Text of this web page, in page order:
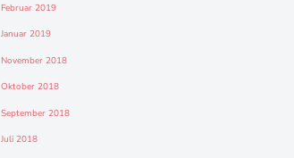
Februar 2019
Januar 2019
November 2018
Oktober 2018
September 2018
Juli 2018